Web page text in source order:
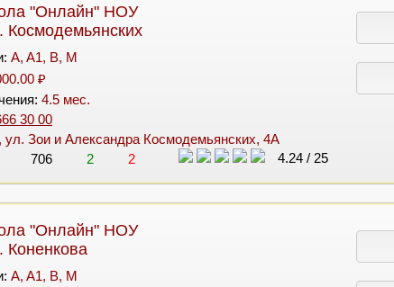
"Онлайн" НОУ
A, A1, B, M
₽
4.5 мес.
30 00
ул. Зои и Александра Космодемьянских, 4А
706 2 2 4.24/ 25
"Онлайн" НОУ
A, A1, B, M